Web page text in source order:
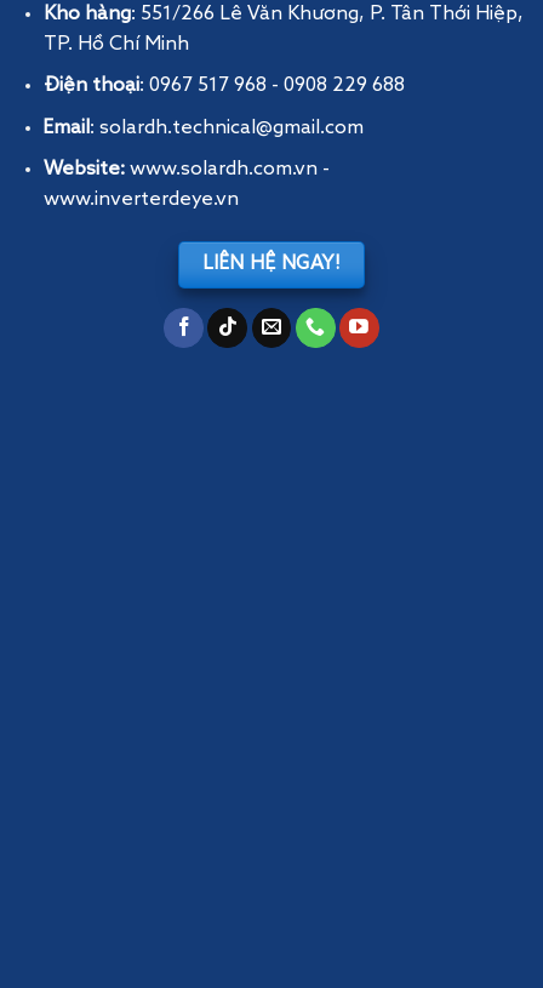
Kho hàng: 551/266 Lê Văn Khương, P. Tân Thới Hiệp,
TP. Hồ Chí Minh
Điện thoại: 0967 517 968 - 0908 229 688
Email : solardh.technical@gmail.com
Website: www.solardh.com.vn-
www.inverterdeye.vn
LIÊN HỆ NGAY!